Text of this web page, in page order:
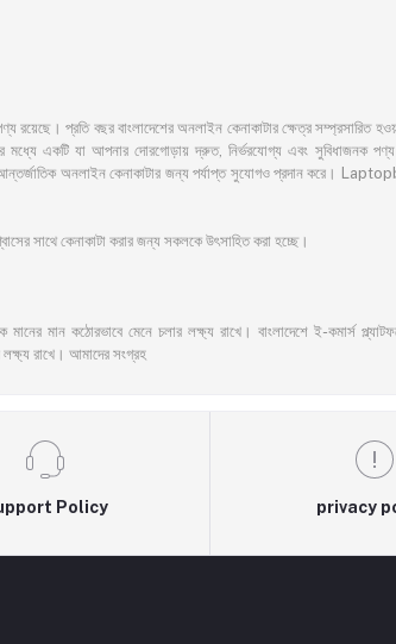
প্রতি বছর বাংলাদেশের অনলাইন কেনাকাটার ক্ষেত্র সম্প্রসারিত হওয়ার
মধ্যে একটি যা আপনার দোরগোড়ায় দ্রুত, নির্ভরযোগ্য এবং সুবিধাজনক পণ্য
আন্তর্জাতিক অনলাইন কেনাকাটার জন্য পর্যাপ্ত সুযোগও প্রদান করে।
সাথে কেনাকাটা করার জন্য সকলকে উৎসাহিত করা হচ্ছে।
মান কঠোরভাবে মেনে চলার লক্ষ্য রাখে। বাংলাদেশে ই-কমার্স
লক্ষ্য রাখে। আমাদের সংগ্রহ
Policy privacy